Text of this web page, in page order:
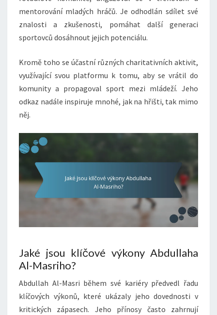
mentorování mladých hráčů. Je odhodlán sdílet své
znalosti a zkušenosti, pomáhat další generaci
sportovců dosáhnout jejich potenciálu.
Kromě toho se účastní různých charitativních aktivit,
využívající svou platformu k tomu, aby se vrátil do
komunity a propagoval sport mezi mládeží. Jeho
odkaz nadále inspiruje mnohé, jak na hřišti, tak mimo
něj.
Jaké jsou klíčové výkony Abdullaha
Al-Masriho?
Abdullah Al-Masri během své kariéry předvedl řadu
klíčových výkonů, které ukázaly jeho dovednosti v
kritických zápasech. Jeho přínosy často zahrnují